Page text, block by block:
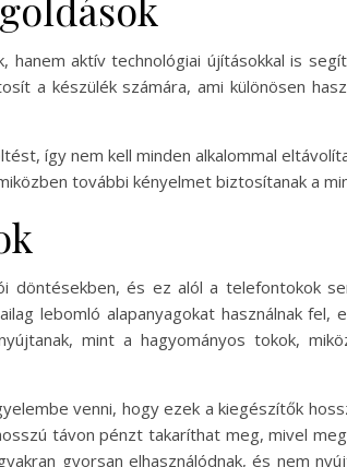
aktív technológiai újításokkal is
a készülék számára, ami különösen
így nem kell minden alkalommal
további kényelmet biztosítanak a
és ez alól a telefontokok
lebomló alapanyagokat használnak fel,
mint a hagyományos tokok,
venni, hogy ezek a kiegészítők
távon pénzt takaríthat meg, mivel
gyorsan elhasználódnak, és nem